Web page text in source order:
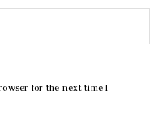
for the next time I